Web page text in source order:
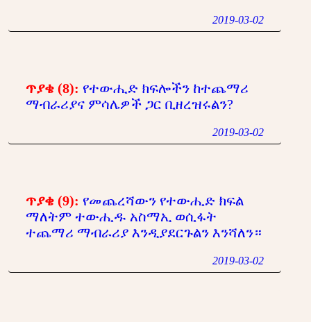
2019-03-02
ጥያቄ (8): የተውሒድ ክፍሎችን ከተጨማሪ
ማብራሪያና ምሳሌዎች ጋር ቢዘረዝሩልን?
2019-03-02
ጥያቄ (9): የመጨረሻውን የተውሒድ ክፍል
ማለትም ተውሒዱ አስማኢ ወሲፋት
ተጨማሪ ማብራሪያ እንዲያደርጉልን እንሻለን።
2019-03-02